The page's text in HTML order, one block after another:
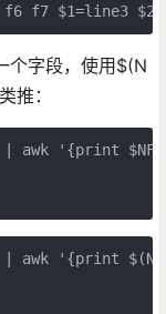
f7 $1=line3
个字段，使用$(N
推：
awk '{print
awk '{print